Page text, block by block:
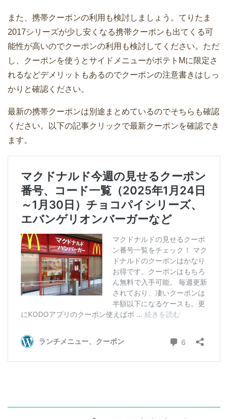
また、携帯クーポンの利用も検討しましょう。てりたま
2017シリーズが少し安くなる携帯クーポンも出てくる可
能性が高いのでクーポンの利用も検討してください。ただ
し、クーポンを使うとサイドメニューがポテトMに限定さ
れるなどデメリットもあるのでクーポンの注意書きはしっ
かりと確認ください。
最新の携帯クーポンは別途まとめているのでそちらも確認
ください。以下の記事クリックで最新クーポンを確認でき
ます。